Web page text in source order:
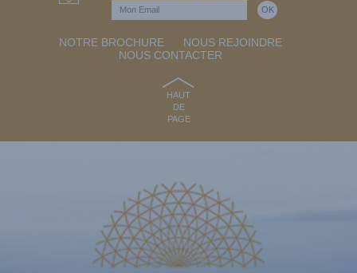
NOTRE BROCHURE
NOUS REJOINDRE
NOUS CONTACTER
HAUT
DE
PAGE